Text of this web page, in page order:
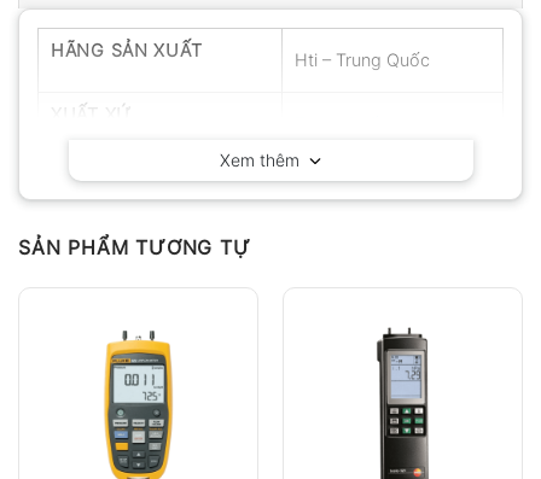
HÃNG SẢN XUẤT Hti – Trung Quốc
Xem thêm
SẢN PHẨM TƯƠNG TỰ